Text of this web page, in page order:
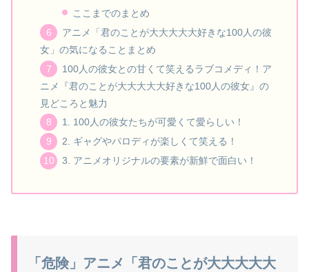
ここまでのまとめ
アニメ「君のことが大大大大大好きな100人の彼
女」の気になることまとめ
100人の彼女との甘くて笑えるラブコメディ！ア
ニメ『君のことが大大大大大好きな100人の彼女』の
見どころと魅力
1. 100人の彼女たちが可愛くて愛らしい！
2. ギャグやパロディが楽しくて笑える！
3. アニメオリジナルの要素が新鮮で面白い！
「危険」アニメ「君のことが大大大大大